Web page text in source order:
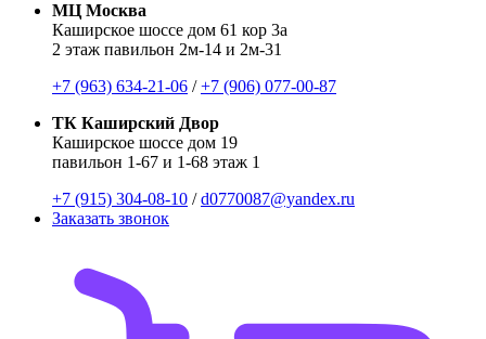
МЦ Москва
Каширское шоссе дом 61 кор 3а
2 этаж павильон 2м-14 и 2м-31
+7 (963) 634-21-06 /+7 (906) 077-00-87
ТК Каширский Двор
Каширское шоссе дом 19
павильон 1-67 и 1-68 этаж 1
+7 (915) 304-08-10 /d0770087@yandex.ru
Заказать звонок